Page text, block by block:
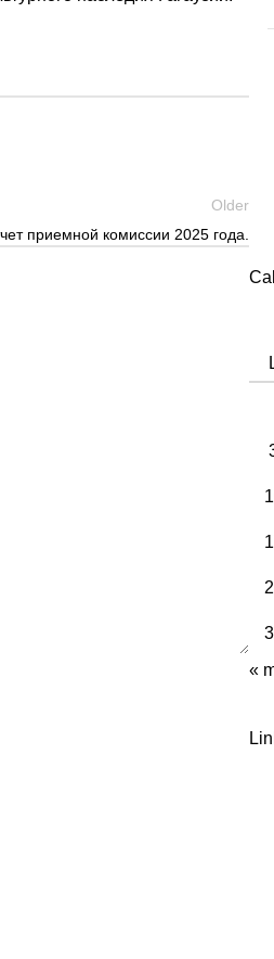
Older
приемной комиссии 2025 года.
«